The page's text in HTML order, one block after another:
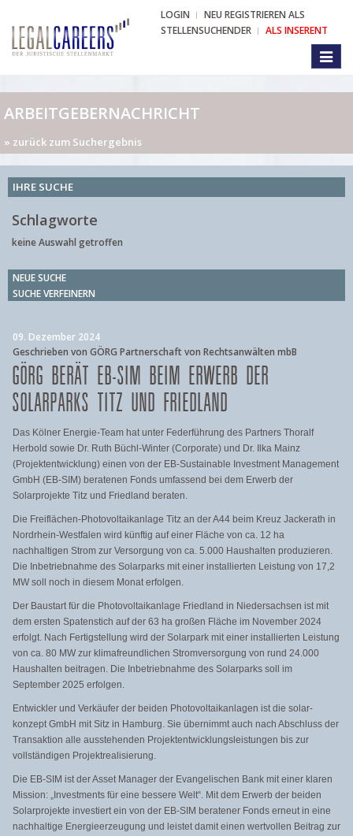
LOGIN
NEU REGISTRIEREN ALS
STELLENSUCHENDER
ALS INSERENT
ARBEITGEBERNACHRICHT
» zurück zum Suchergebnis
IHRE SUCHE
Schlagworte
keine Auswahl getroffen
NEUE SUCHE
SUCHE VERFEINERN
09. Dezember 2024
Geschrieben von GÖRG Partnerschaft von Rechtsanwälten mbB
GÖRG BERÄT EB-SIM BEIM ERWERB DER
SOLARPARKS TITZ UND FRIEDLAND
Das Kölner Energie-Team hat unter Federführung des Partners Thoralf
Herbold sowie Dr. Ruth Büchl-Winter (Corporate) und Dr. Ilka Mainz
(Projektentwicklung) einen von der EB-Sustainable Investment Management
GmbH (EB-SIM) beratenen Fonds umfassend bei dem Erwerb der
Solarprojekte Titz und Friedland beraten.
Die Freiflächen-Photovoltaikanlage Titz an der A44 beim Kreuz Jackerath in
Nordrhein-Westfalen wird künftig auf einer Fläche von ca. 12 ha
nachhaltigen Strom zur Versorgung von ca. 5.000 Haushalten produzieren.
Die Inbetriebnahme des Solarparks mit einer installierten Leistung von 17,2
MW soll noch in diesem Monat erfolgen.
Der Baustart für die Photovoltaikanlage Friedland in Niedersachsen ist mit
dem ersten Spatenstich auf der 63 ha großen Fläche im November 2024
erfolgt. Nach Fertigstellung wird der Solarpark mit einer installierten Leistung
von ca. 80 MW zur klimafreundlichen Stromversorgung von rund 24.000
Haushalten beitragen. Die Inbetriebnahme des Solarparks soll im
September 2025 erfolgen.
Entwickler und Verkäufer der beiden Photovoltaikanlagen ist die solar-
konzept GmbH mit Sitz in Hamburg. Sie übernimmt auch nach Abschluss der
Transaktion alle ausstehenden Projektentwicklungsleistungen bis zur
vollständigen Projektrealisierung.
Die EB-SIM ist der Asset Manager der Evangelischen Bank mit einer klaren
Mission: „Investments für eine bessere Welt“. Mit dem Erwerb der beiden
Solarprojekte investiert ein von der EB-SIM beratener Fonds erneut in eine
nachhaltige Energieerzeugung und leistet damit einen wertvollen Beitrag zur